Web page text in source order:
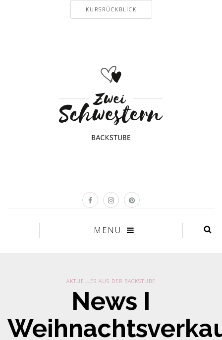
KURSRÜCKBLICK
MENU
AKTUELLES AUS DER BACKSTUBE
News I